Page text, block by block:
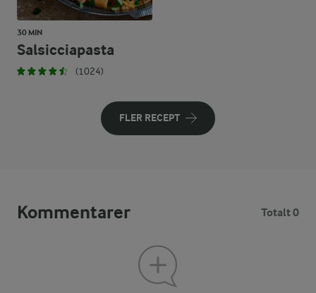
30 MIN
Salsicciapasta
(1024)
FLER RECEPT
Kommentarer Totalt 0